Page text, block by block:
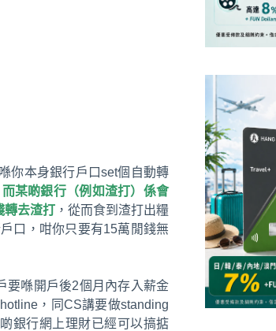
你本身銀行戶口set個自動轉
而某啲銀行（例如渣打）係會
轉去渣打 ，從而食到渣打出糧
口，咁你只要有15萬閒錢無
要喺開戶後2個月內存入薪金
，同CS講要做standing
銀行網上理財已經可以搞掂